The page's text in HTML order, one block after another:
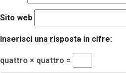
Sito web
Inserisci una risposta in cifre:
quattro × quattro =